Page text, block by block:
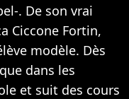
. De son vrai
Ciccone Fortin,
modèle. Dès
dans les
et suit des cours